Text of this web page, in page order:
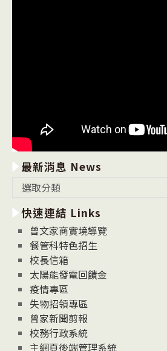
最新消息 News
消
息
News
選取分類
快速連結 Links
曾文家商實境導覽
餐管科特色招生
校長信箱
太陽能發電回饋金
疫情專區
失物招領專區
曾家新聞剪報
校務行政系統
主網頁後端管理系統